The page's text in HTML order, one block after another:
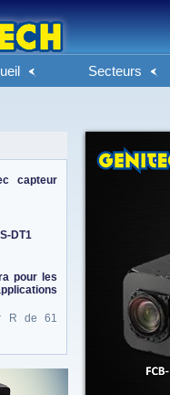
Secteurs
capteur
DT1
pour les
R de 61